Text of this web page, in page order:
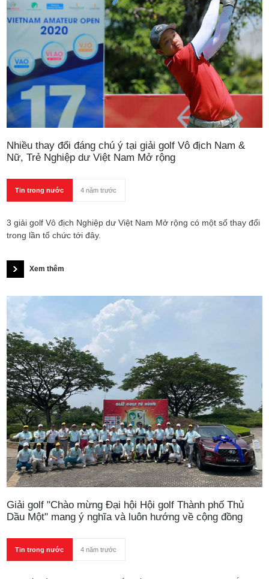
Nhiều thay đổi đáng chú ý tại giải golf Vô địch Nam &
Nữ, Trẻ Nghiệp dư Việt Nam Mở rộng
Tin trong nước 4 năm trước
3 giải golf Vô địch Nghiệp dư Việt Nam Mở rộng có một số thay đổi
trong lần tổ chức tới đây.
Xem thêm
Giải golf "Chào mừng Đại hội Hội golf Thành phố Thủ
Dầu Một" mang ý nghĩa và luôn hướng về cộng đồng
Tin trong nước 4 năm trước